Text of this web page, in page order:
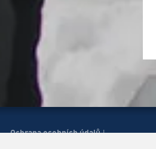
Ochrana osobních údajů|